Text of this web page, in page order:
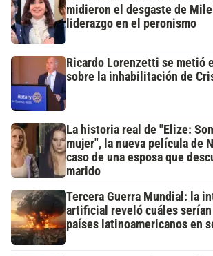
midieron el desgaste de
liderazgo en el peronismo
Ricardo Lorenzetti se metió
sobre la inhabilitación de
La historia real de "Elize:
mujer", la nueva película de
caso de una esposa que
marido
Tercera Guerra Mundial: la
artificial reveló cuáles
países latinoamericanos en